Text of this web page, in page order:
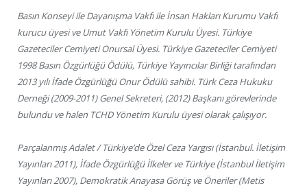
Basın Konseyi ile Dayanışma Vakfı ile İnsan Hakları Kurumu Vakfı
kurucu üyesi ve Umut Vakfı Yönetim Kurulu Üyesi. Türkiye
Gazeteciler Cemiyeti Onursal Üyesi. Türkiye Gazeteciler Cemiyeti
1998 Basın Özgürlüğü Ödülü, Türkiye Yayıncılar Birliği tarafından
2013 yılı İfade Özgürlüğü Onur Ödülü sahibi. Türk Ceza Hukuku
Derneği (2009-2011) Genel Sekreteri, (2012) Başkanı görevlerinde
bulundu ve halen TCHD Yönetim Kurulu üyesi olarak çalışıyor.
Parçalanmış Adalet / Türkiye’de Özel Ceza Yargısı (İstanbul. İletişim
Yayınları 2011), İfade Özgürlüğü İlkeler ve Türkiye (İstanbul İletişim
Yayınları 2007), Demokratik Anayasa Görüş ve Öneriler (Metis